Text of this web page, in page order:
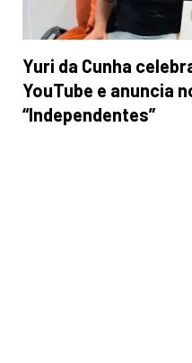
Yuri da Cunha
YouTube e anuncia
“Independentes”